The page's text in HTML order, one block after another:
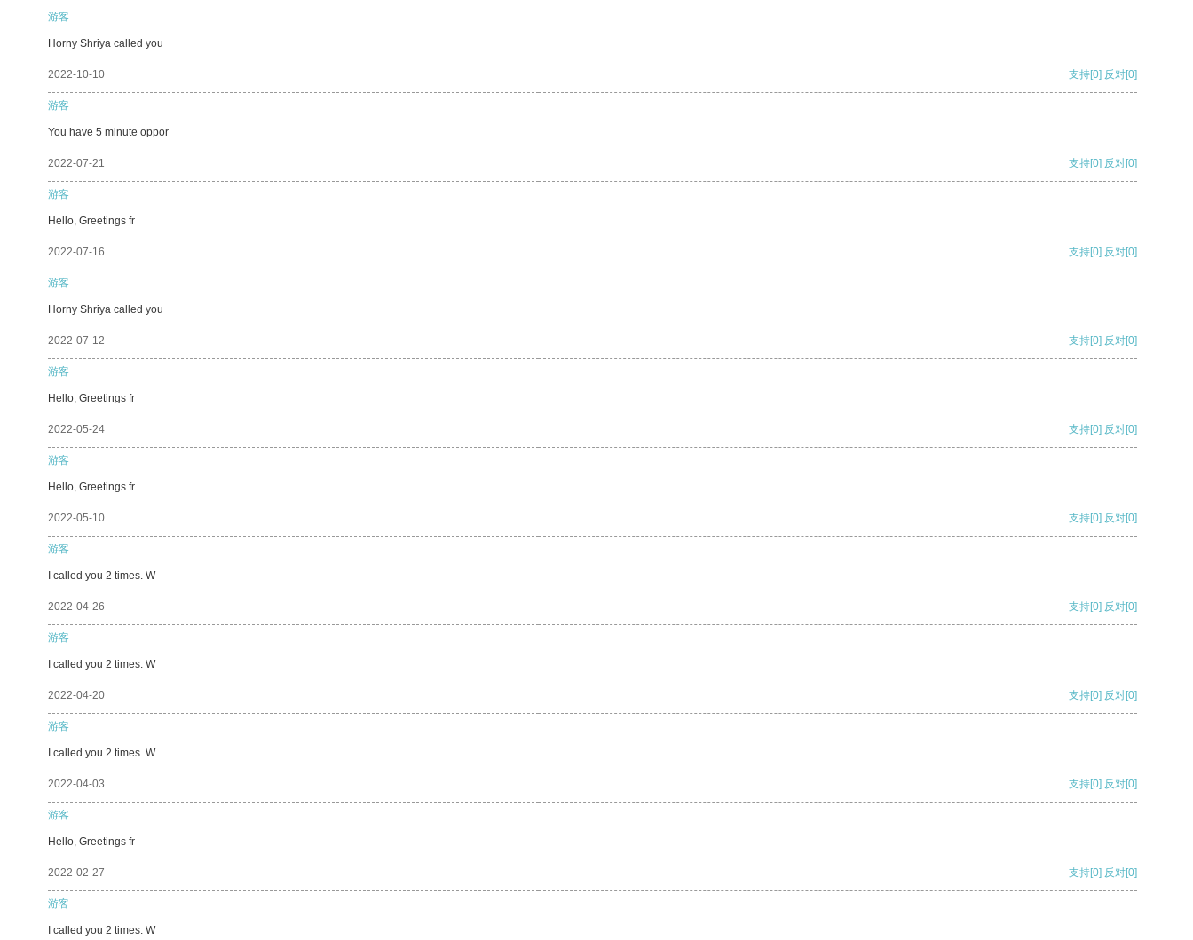
游客
Horny Shriya called you
2022-10-10 支持[0] 反对[0]
游客
You have 5 minute oppor
2022-07-21 支持[0] 反对[0]
游客
Hello, Greetings fr
2022-07-16 支持[0] 反对[0]
游客
Horny Shriya called you
2022-07-12 支持[0] 反对[0]
游客
Hello, Greetings fr
2022-05-24 支持[0] 反对[0]
游客
Hello, Greetings fr
2022-05-10 支持[0] 反对[0]
游客
I called you 2 times. W
2022-04-26 支持[0] 反对[0]
游客
I called you 2 times. W
2022-04-20 支持[0] 反对[0]
游客
I called you 2 times. W
2022-04-03 支持[0] 反对[0]
游客
Hello, Greetings fr
2022-02-27 支持[0] 反对[0]
游客
I called you 2 times. W